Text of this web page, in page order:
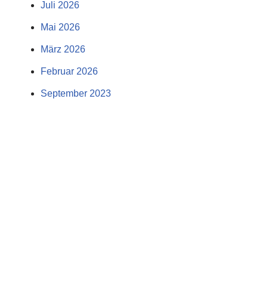
Juli 2026
Mai 2026
März 2026
Februar 2026
September 2023